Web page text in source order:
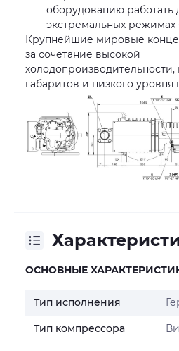
оборудованию работать
экстремальных режимах
Крупнейшие мировые
за сочетание высокой
холодопроизводительности,
габаритов и низкого уровня
ОСНОВНЫЕ
Тип исполнения
Тип компрессора